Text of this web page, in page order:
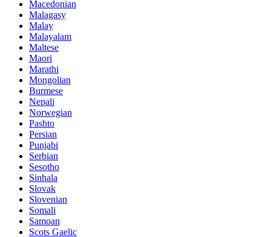
Macedonian
Malagasy
Malay
Malayalam
Maltese
Maori
Marathi
Mongolian
Burmese
Nepali
Norwegian
Pashto
Persian
Punjabi
Serbian
Sesotho
Sinhala
Slovak
Slovenian
Somali
Samoan
Scots Gaelic